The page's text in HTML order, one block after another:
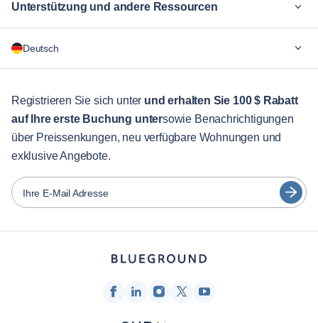
Unterstützung und andere Ressourcen
Für Unternehmen
Gästebetreuung
Stadt-Guide
Partner
Vermieter von Möbeln
Vermieter
Franchise-Partner
Deutsch
English
Português
Español
Français
Türkçe
Registrieren Sie sich unter und erhalten Sie 100 $ Rabatt
auf Ihre erste Buchung untersowie Benachrichtigungen
über Preissenkungen, neu verfügbare Wohnungen und
exklusive Angebote.
Ihre E-Mail Adresse